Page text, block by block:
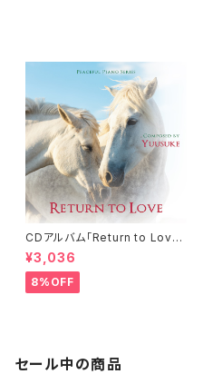
CDアルバム「Return to Love」
-Peaceful Piano Series-／
Yuusuke
¥3,036
8%OFF
セール中の商品